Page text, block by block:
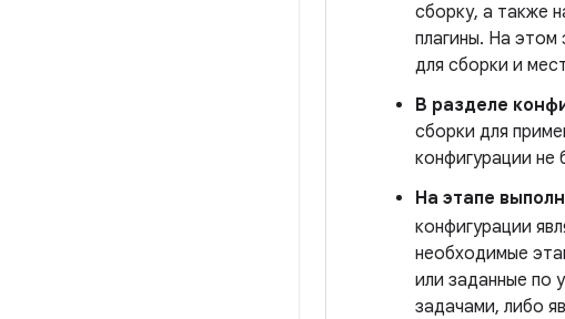
сборку, а также
плагины. На этом
для сборки и
В разделе
сборки для
конфигурации не
На этапе
конфигурации
необходимые
или заданные по
задачами, либо